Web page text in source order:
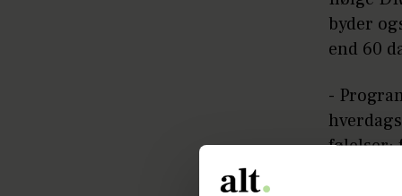
byder
end 60
-
følelser: